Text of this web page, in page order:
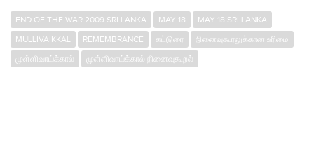
END OF THE WAR 2009 SRI LANKA MAY 18
MAY 18 SRI LANKA
MULLIVAIKKAL
REMEMBRANCE கட்டுரை
நினைவுகூரலுக்கான உரிமை
முள்ளிவாய்க்கால்
முள்ளிவாய்க்கால் நினைவுகூறல்